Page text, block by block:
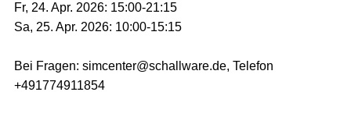
Fr, 24. Apr. 2026: 15:00-21:15
Sa, 25. Apr. 2026: 10:00-15:15
Bei Fragen: simcenter@schallware.de, Telefon
+491774911854